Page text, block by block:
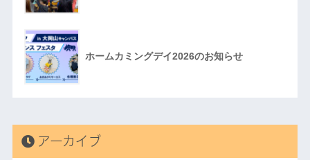
ホームカミングデイ2026のお知らせ
アーカイブ